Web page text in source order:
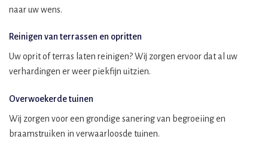
naar uw wens.
Reinigen van terrassen en opritten
Uw oprit of terras laten reinigen? Wij zorgen ervoor dat al uw
verhardingen er weer piekfijn uitzien.
Overwoekerde tuinen
Wij zorgen voor een grondige sanering van begroeiing en
braamstruiken in verwaarloosde tuinen.